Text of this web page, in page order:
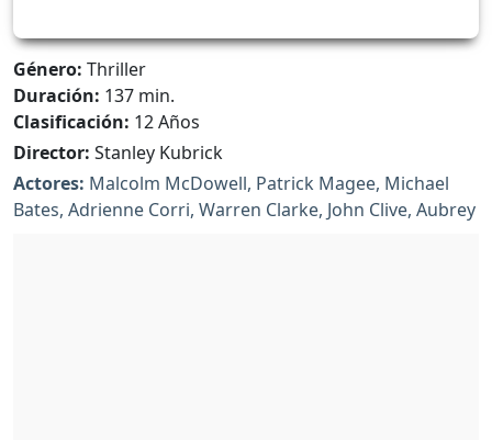
Género: Thriller
Duración: 137 min.
Clasificación: 12 Años
Director: Stanley Kubrick
Actores: Malcolm McDowell, Patrick Magee, Michael
Bates, Adrienne Corri, Warren Clarke, John Clive, Aubrey